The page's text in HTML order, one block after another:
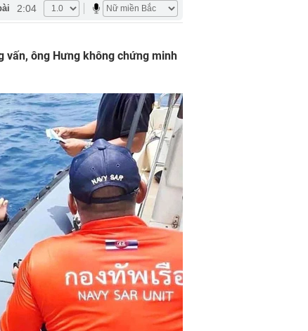
2:04
vấn, ông Hưng không chứng minh